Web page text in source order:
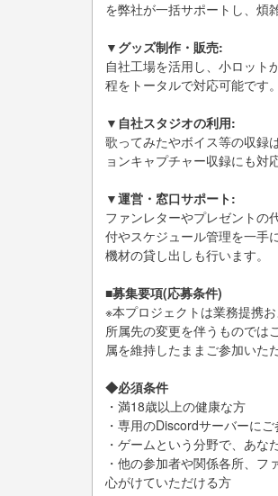
を弊社が一括サポートし、煩
▼グッズ制作・販売:
自社工場を活用し、小ロット
程をトータルで対応可能です
▼自社スタジオの利用:
歌ってみたやボイス等の収録
ョンキャプチャー収録にも対
▼運営・窓口サポート:
ファンレターやプレゼントの
付やスケジュール管理を一手
機材の貸し出しも行います。
■募集要項(応募条件)
※本プロジェクトは業務提携
所属先の変更を伴うものでは
属を維持したままご参加いた
◆必須条件
・満18歳以上の健康な方
・専用のDiscordサーバーに
・ゲームという分野で、あ
・他の参加者や関係各所、
心がけていただける方